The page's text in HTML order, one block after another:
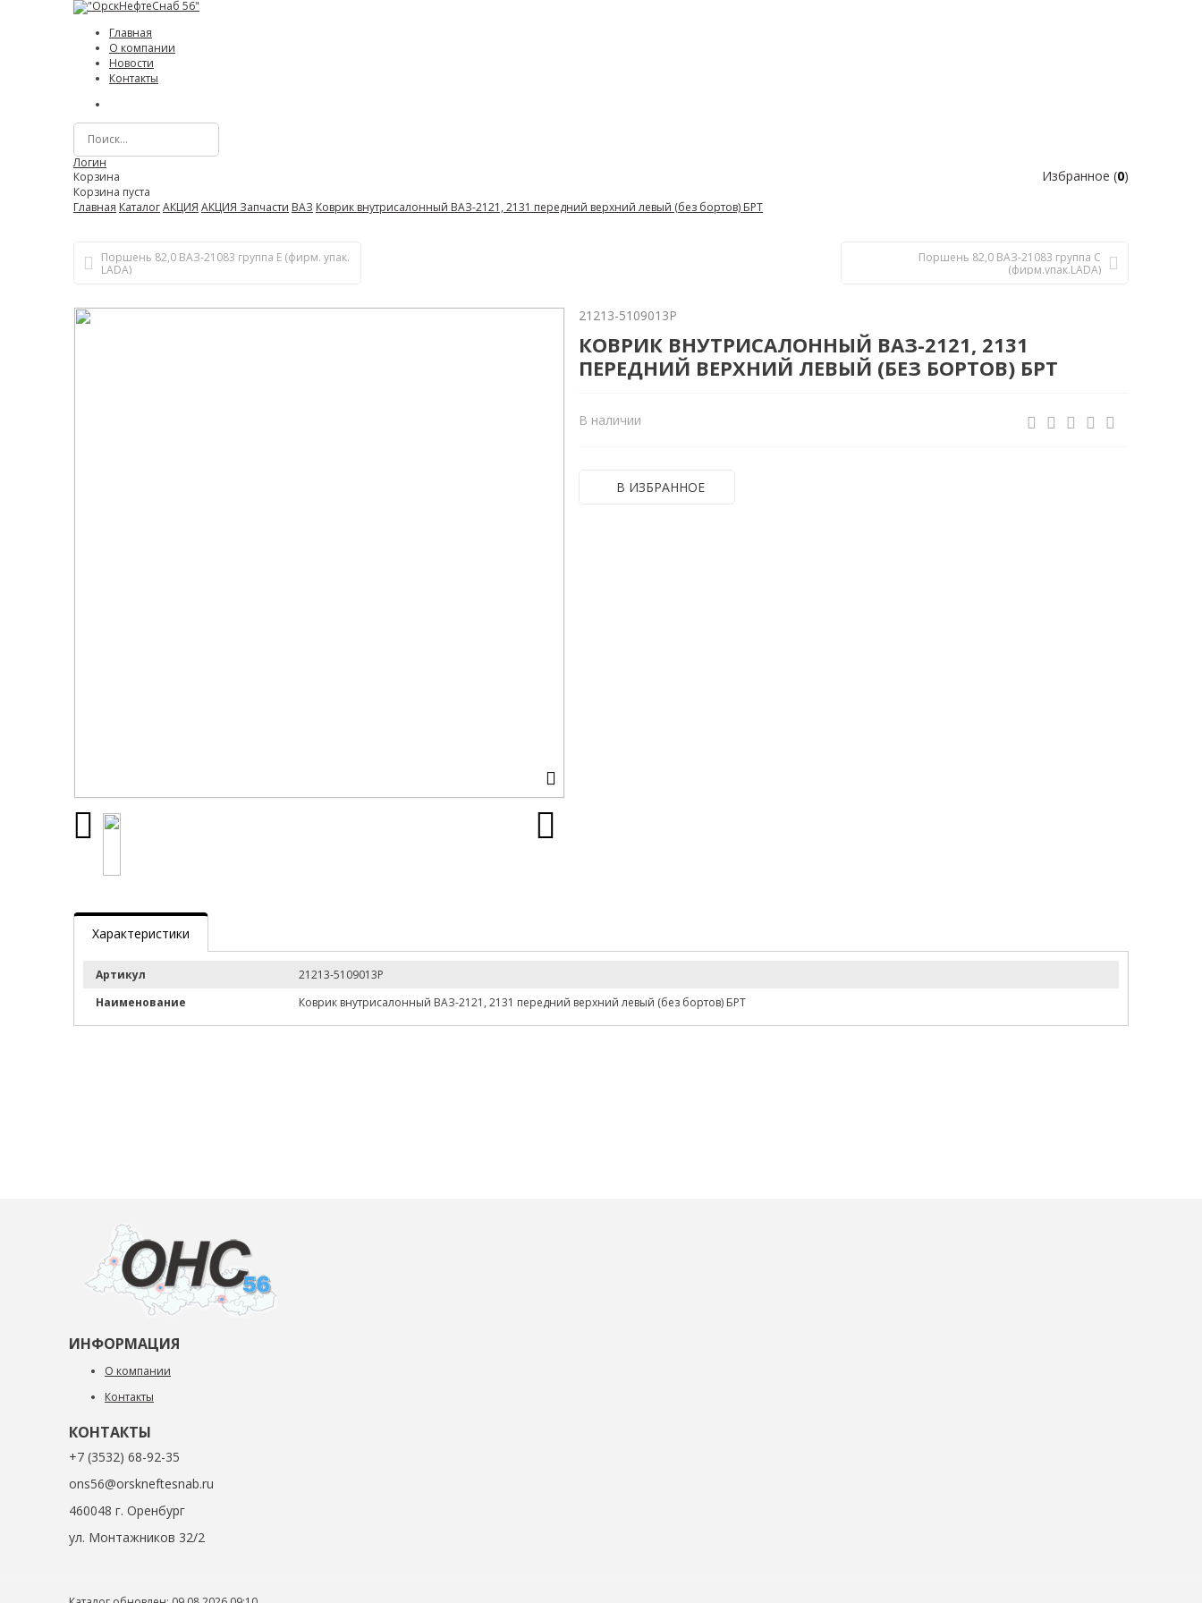
Главная
О компании
Новости
Контакты
Логин
Избранное (0)
Корзина
Корзина пуста
Главная КаталогАКЦИЯ АКЦИЯ Запчасти ВАЗ Коврик внутрисалонный ВАЗ-2121, 2131 передний верхний левый (без бортов) БРТ
Поршень 82,0 ВАЗ-21083 группа Е (фирм. упак.
LADA)
Поршень 82,0 ВАЗ-21083 группа С
(фирм.упак.LADA)
21213-5109013Р
КОВРИК ВНУТРИСАЛОННЫЙ ВАЗ-2121, 2131
ПЕРЕДНИЙ ВЕРХНИЙ ЛЕВЫЙ (БЕЗ БОРТОВ) БРТ
В наличии
В ИЗБРАННОЕ
Характеристики
Артикул
21213-5109013Р
Наименование
Коврик внутрисалонный ВАЗ-2121, 2131 передний верхний левый (без бортов) БРТ
ИНФОРМАЦИЯ
О компании
Контакты
КОНТАКТЫ
+7 (3532) 68-92-35
ons56@orskneftesnab.ru
460048 г. Оренбург
ул. Монтажников 32/2